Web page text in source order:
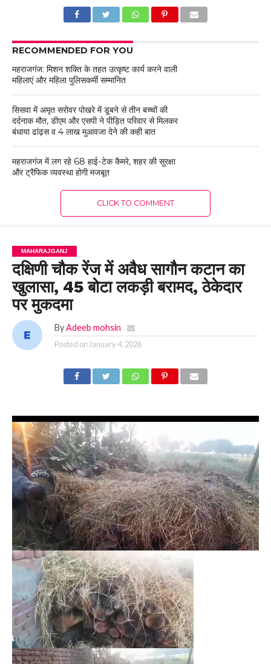
RECOMMENDED FOR YOU
महराजगंज: मिशन शक्ति के तहत उत्कृष्ट कार्य करने वाली
महिलाएं और महिला पुलिसकर्मी सम्मानित
सिसवा में अमृत सरोवर पोखरे में डूबने से तीन बच्चों की
दर्दनाक मौत, डीएम और एसपी ने पीड़ित परिवार से मिलकर
बंधाया ढांढ़स व 4 लाख मुआवजा देने की कही बात
महराजगंज में लग रहे 68 हाई-टेक कैमरे, शहर की सुरक्षा
और ट्रैफिक व्यवस्था होगी मजबूत
CLICK TO COMMENT
MAHARAJGANJ
दक्षिणी चौक रेंज में अवैध सागौन कटान का
खुलासा, 45 बोटा लकड़ी बरामद, ठेकेदार
पर मुकदमा
By Adeeb mohsin
Posted on January 4, 2026